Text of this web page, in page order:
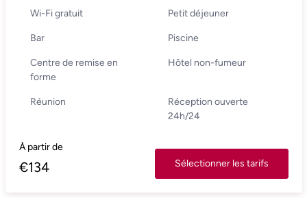
Wi-Fi gratuit Petit déjeuner
Bar Piscine
Centre de remise en
forme
Hôtel non-fumeur
Réunion
Réception ouverte
24h/24
À partir de
€134 Sélectionner les tarifs